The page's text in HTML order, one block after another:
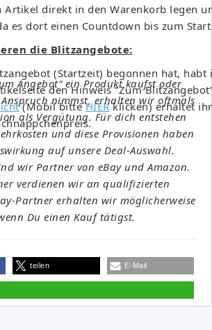
Artikel direkt in den Warenkorb legen
es dort einen Countdown bis zum
die Blitzangebote:
(Startzeit) begonnen hat,
den Hinweis “Zum
(Mobil bitteHIERklicken) erhaltet
Angebot“ ein Produkt kaufst oder
nimmst, erhalten wir oftmals
als Vergütung. Für dich entstehen
und diese Provisionen haben
auf unsere Deal-Auswahl.
wir Partner von eBay und Amazon.
verdienen wir an qualifizierten
Partner erhalten wir möglicherweise
Du einen Kauf tätigst.
teilen E-Mail